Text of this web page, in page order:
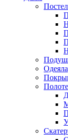
Одеяла